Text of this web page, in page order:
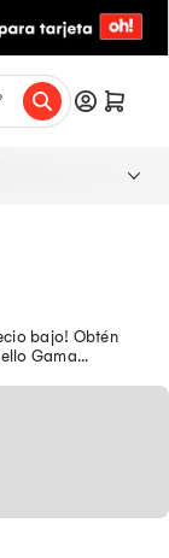
bajo! Obtén
Gama